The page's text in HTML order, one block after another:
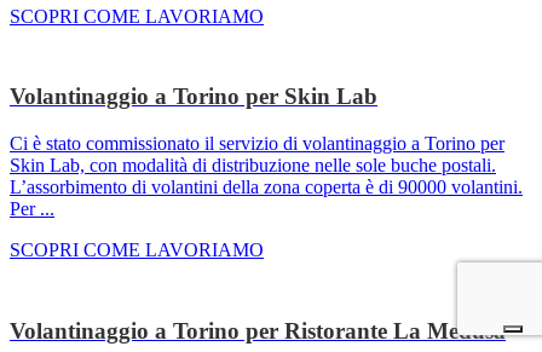
SCOPRI COME LAVORIAMO
Volantinaggio a Torino per Skin Lab
Ci è stato commissionato il servizio di volantinaggio a Torino per
Skin Lab, con modalità di distribuzione nelle sole buche postali.
L’assorbimento di volantini della zona coperta è di 90000 volantini.
Per ...
SCOPRI COME LAVORIAMO
Volantinaggio a Torino per Ristorante La Medusa